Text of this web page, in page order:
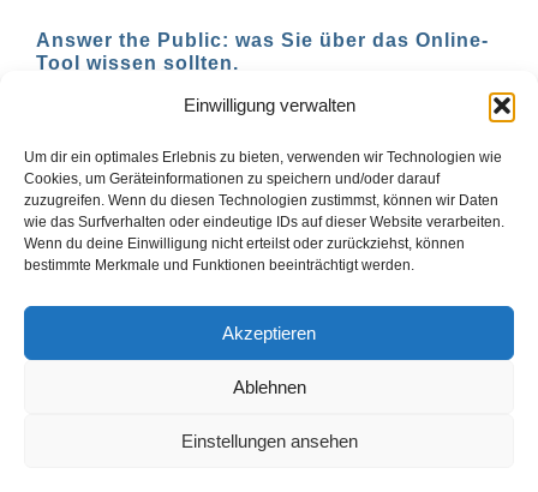
Einwilligung verwalten
Um dir ein optimales Erlebnis zu bieten, verwenden wir Technologien wie
Cookies, um Geräteinformationen zu speichern und/oder darauf
zuzugreifen. Wenn du diesen Technologien zustimmst, können wir Daten
wie das Surfverhalten oder eindeutige IDs auf dieser Website verarbeiten.
Wenn du deine Einwilligung nicht erteilst oder zurückziehst, können
bestimmte Merkmale und Funktionen beeinträchtigt werden.
Akzeptieren
Ablehnen
Einstellungen ansehen
Answer the Public: was Sie über das Online-
Tool wissen sollten.
AI-basierte Tools für den Social-Media-
1 2 Vor